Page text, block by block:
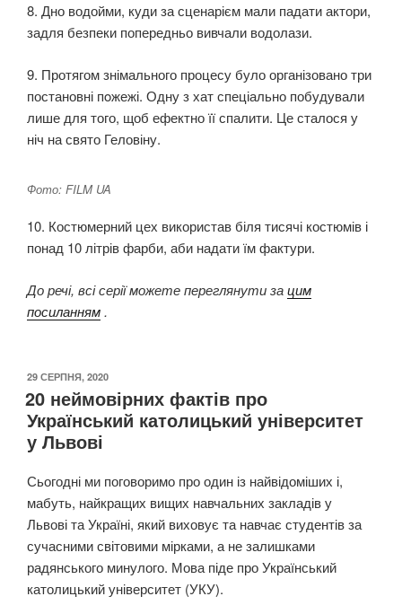
8. Дно водойми, куди за сценарієм мали падати актори,
задля безпеки попередньо вивчали водолази.
9. Протягом знімального процесу було організовано три
постановні пoжежі. Одну з хат спеціально побудували
лише для того, щоб ефектно її спалити. Це сталося у
ніч на свято Геловіну.
Фото: FILM UA
10. Костюмерний цех використав біля тисячі костюмів і
понад 10 літрів фарби, аби надати їм фактури.
До речі, всі серії можете переглянути зацим
посиланням .
ОПУБЛІКОВАНО
29 СЕРПНЯ, 2020
20 неймовірних фактів про
Український католицький університет
у Львові
Сьогодні ми поговоримо про один із найвідоміших і,
мабуть, найкращих вищих навчальних закладів у
Львові та Україні, який виховує та навчає студентів за
сучасними світовими мірками, а не залишками
радянського минулого. Мова піде про Український
католицький університет (УКУ).